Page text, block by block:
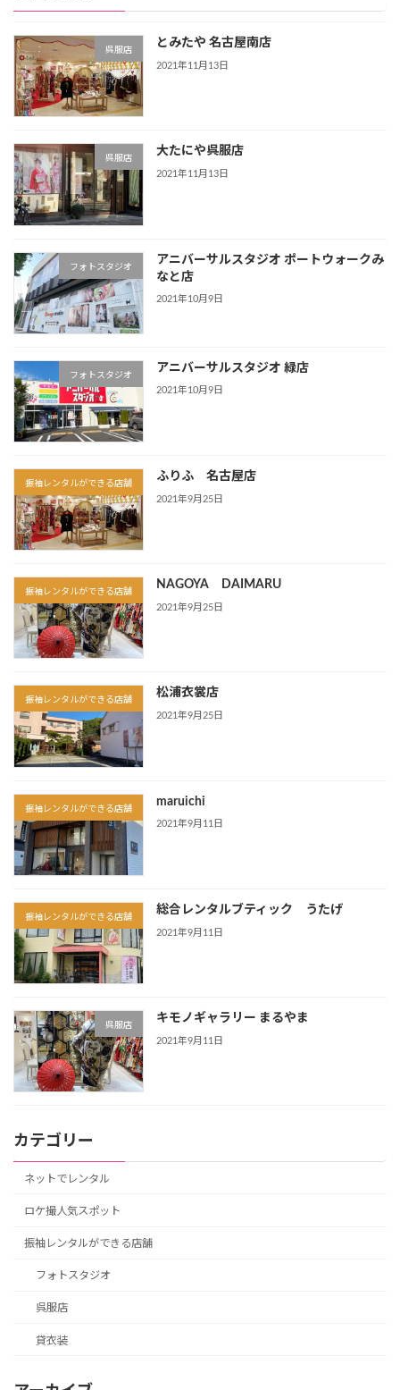
呉服店
とみたや 名古屋南店
2021年11月13日
呉服店
大たにや呉服店
2021年11月13日
フォトスタジオ
アニバーサルスタジオ ポートウォークみ
なと店
2021年10月9日
フォトスタジオ
アニバーサルスタジオ 緑店
2021年10月9日
振袖レンタルができる店舗
ふりふ 名古屋店
2021年9月25日
振袖レンタルができる店舗
NAGOYA DAIMARU
2021年9月25日
振袖レンタルができる店舗
松浦衣裳店
2021年9月25日
振袖レンタルができる店舗
maruichi
2021年9月11日
振袖レンタルができる店舗
総合レンタルブティック うたげ
2021年9月11日
呉服店
キモノギャラリー まるやま
2021年9月11日
カテゴリー
ネットでレンタル
ロケ撮人気スポット
振袖レンタルができる店舗
フォトスタジオ
呉服店
貸衣装